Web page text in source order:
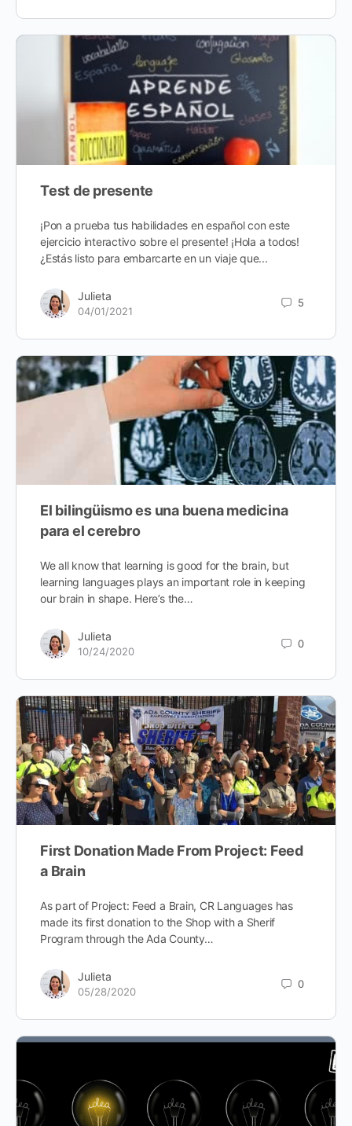
Test de presente
¡Pon a prueba tus habilidades en español con este
ejercicio interactivo sobre el presente! ¡Hola a todos!
¿Estás listo para embarcarte en un viaje que...
Julieta
04/01/2021
5
El bilingüismo es una buena medicina
para el cerebro
We all know that learning is good for the brain, but
learning languages plays an important role in keeping
our brain in shape. Here’s the…
Julieta
10/24/2020
0
First Donation Made From Project: Feed
a Brain
As part of Project: Feed a Brain, CR Languages has
made its first donation to the Shop with a Sherif
Program through the Ada County…
Julieta
05/28/2020
0